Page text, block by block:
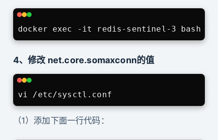
4、修改 net.core.somaxconn的值
（1）添加下面一行代码：